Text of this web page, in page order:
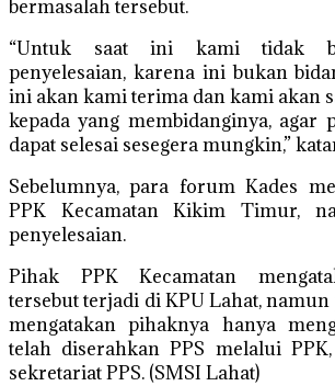
bermasalah tersebut.
“Untuk saat ini kami tidak
penyelesaian, karena ini bukan
ini akan kami terima dan kami akan
kepada yang membidanginya, agar
dapat selesai sesegera mungkin,”
Sebelumnya, para forum Kades
PPK Kecamatan Kikim Timur,
penyelesaian.
Pihak PPK Kecamatan
tersebut terjadi di KPU Lahat,
mengatakan pihaknya hanya
telah diserahkan PPS melalui
sekretariat PPS. (SMSI Lahat)